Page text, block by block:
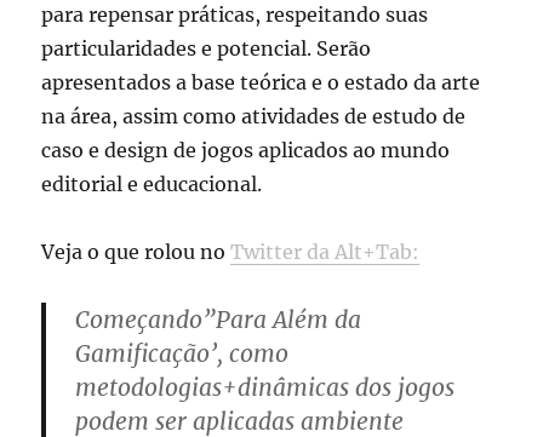
para repensar práticas, respeitando suas
particularidades e potencial. Serão
apresentados a base teórica e o estado da arte
na área, assim como atividades de estudo de
caso e design de jogos aplicados ao mundo
editorial e educacional.
Veja o que rolou noTwitter da Alt+Tab:
Começando”Para Além da
Gamificação’, como
metodologias+dinâmicas dos jogos
podem ser aplicadas ambiente